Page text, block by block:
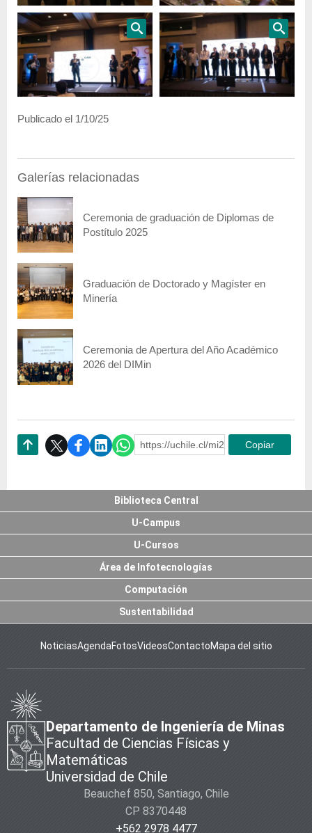
Galerías relacionadas
Ceremonia de graduación de Diplomas de
Postítulo 2025
Graduación de Doctorado y Magíster en
Minería
Ceremonia de Apertura del Año Académico
2026 del DIMin
Publicado el 1/10/25
https://uchile.cl/mi233544Copiar
Biblioteca Central
U-Campus
U-Cursos
Área de Infotecnologías
Computación
Sustentabilidad
NoticiasAgendaFotosVideosContactoMapa del sitio
Departamento de Ingeniería de Minas
Facultad de Ciencias Físicas y
Matemáticas
Universidad de Chile
Beauchef 850, Santiago, Chile
CP 8370448
+562 2978 4477